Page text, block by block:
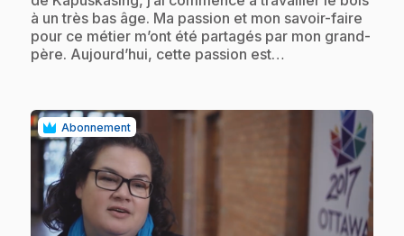
à un très bas âge. Ma passion et mon savoir-faire
pour ce métier m’ont été partagés par mon grand-
père. Aujourd’hui, cette passion est…
Abonnement